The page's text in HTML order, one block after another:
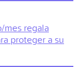
mes regala
proteger a su